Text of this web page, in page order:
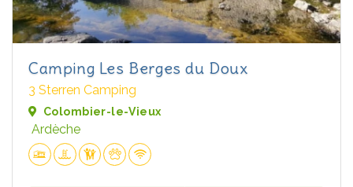
Camping Les Berges du Doux
3 Sterren Camping
Colombier-le-Vieux
Ardèche